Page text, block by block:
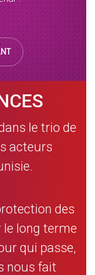
le trio de
acteurs
des
le long terme
qui passe,
nous fait